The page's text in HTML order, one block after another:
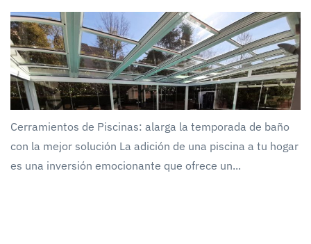
Cerramientos de Piscinas: alarga la temporada de baño
con la mejor solución La adición de una piscina a tu hogar
es una inversión emocionante que ofrece un...